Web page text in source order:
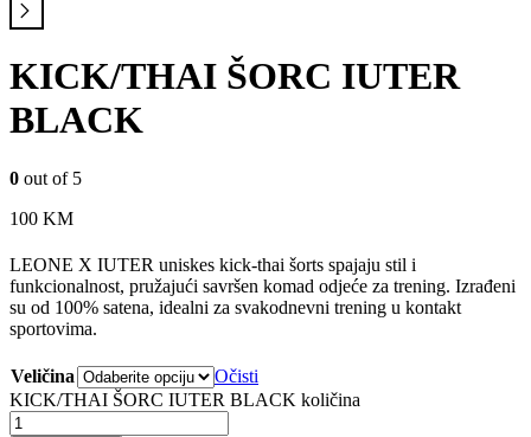
KICK/THAI ŠORC IUTER
BLACK
0 out of 5
100 KM
LEONE X IUTER uniskes kick-thai šorts spajaju stil i
funkcionalnost, pružajući savršen komad odjeće za trening. Izrađeni
su od 100% satena, idealni za svakodnevni trening u kontakt
sportovima.
Veličina
Očisti
KICK/THAI ŠORC IUTER BLACK količina